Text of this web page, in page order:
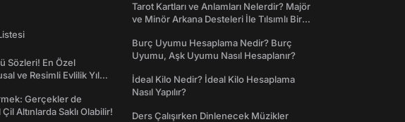
Sözleri! En Özel
ve Resimli Evlilik Yıl
Gerçekler de
Altınlarda Saklı Olabilir!
Tarot Kartları ve Anlamları Nelerdir? Majör
ve Minör Arkana Desteleri İle Tılsımlı Bir
Burç Uyumu Hesaplama Nedir? Burç
Uyumu, Aşk Uyumu Nasıl Hesaplanır?
İdeal Kilo Nedir? İdeal Kilo Hesaplama
Nasıl Yapılır?
Ders Çalışırken Dinlenecek Müzikler